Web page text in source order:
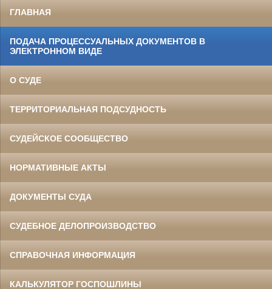
ГЛАВНАЯ
ПОДАЧА ПРОЦЕССУАЛЬНЫХ ДОКУМЕНТОВ В
ЭЛЕКТРОННОМ ВИДЕ
О СУДЕ
ТЕРРИТОРИАЛЬНАЯ ПОДСУДНОСТЬ
СУДЕЙСКОЕ СООБЩЕСТВО
НОРМАТИВНЫЕ АКТЫ
ДОКУМЕНТЫ СУДА
СУДЕБНОЕ ДЕЛОПРОИЗВОДСТВО
СПРАВОЧНАЯ ИНФОРМАЦИЯ
КАЛЬКУЛЯТОР ГОСПОШЛИНЫ